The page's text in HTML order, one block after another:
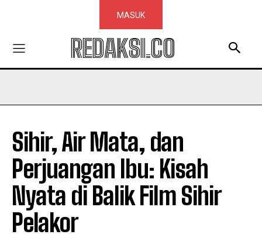
MASUK
REDAKSI.CO
Sihir, Air Mata, dan
Perjuangan Ibu: Kisah
Nyata di Balik Film Sihir
Pelakor